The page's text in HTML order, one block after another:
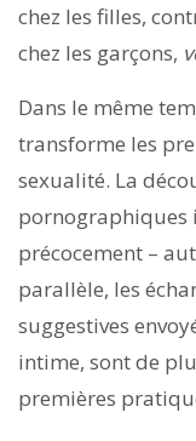
chez les filles,
chez les garçons,
Dans le même
transforme les
sexualité. La
pornographiques
précocement –
parallèle, les
suggestives
intime, sont de
premières